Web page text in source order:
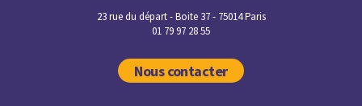
23 rue du départ - Boite 37 - 75014 Paris
01 79 97 28 55
Nous contacter